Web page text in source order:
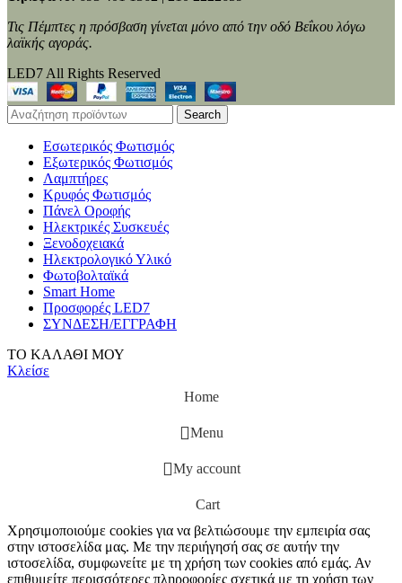
Τις Πέμπτες η πρόσβαση γίνεται μόνο από την οδό Βεΐκου λόγω
λαϊκής αγοράς.
LED7 All Rights Reserved
Search
Εσωτερικός Φωτισμός
Εξωτερικός Φωτισμός
Λαμπτήρες
Κρυφός Φωτισμός
Πάνελ Οροφής
Ηλεκτρικές Συσκευές
Ξενοδοχειακά
Ηλεκτρολογικό Υλικό
Φωτοβολταϊκά
Smart Home
Προσφορές LED7
ΣΥΝΔΕΣΗ/ΕΓΓΡΑΦΗ
ΤΟ ΚΑΛΑΘΙ ΜΟΥ
Κλείσε
Home
Menu
My account
Cart
Χρησιμοποιούμε cookies για να βελτιώσουμε την εμπειρία σας
στην ιστοσελίδα μας. Με την περιήγησή σας σε αυτήν την
ιστοσελίδα, συμφωνείτε με τη χρήση των cookies από εμάς. Αν
επιθυμείτε περισσότερες πληροφορίες σχετικά με τη χρήση των